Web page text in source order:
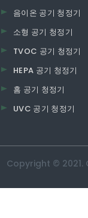
음이온 공기 청정기
소형 공기 청정기
TVOC 공기 청정기
HEPA 공기 청정기
홈 공기 청정기
UVC 공기 청정기
Copyright © 2021.